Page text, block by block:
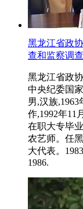
黑龙江省政
查和监察调查
黑龙江省政
中央纪委国
男,汉族
作,1992年11
在职大专毕
农艺师。任
大代表。
1986.